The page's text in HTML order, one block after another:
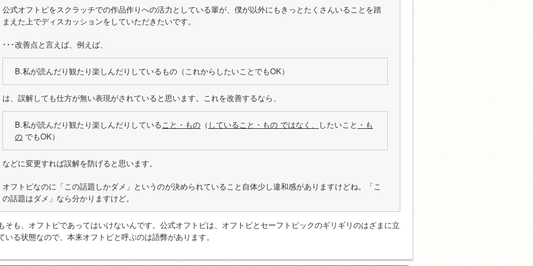
公式オフトピをスクラッチでの作品作りへの活力としている輩が、僕が以外にもきっとたくさんいることを踏
まえた上でディスカッションをしていただきたいです。
･･･改善点と言えば、例えば、
B.私が読んだり観たり楽しんだりしているもの（これからしたいことでもOK）
は、誤解しても仕方が無い表現がされていると思います。これを改善するなら、
B.私が読んだり観たり楽しんだりしていること・もの （ していること・もの ではなく、 したいこと ・も
の でもOK）
などに変更すれば誤解を防げると思います。
オフトピなのに「この話題しかダメ」というのが決められていること自体少し違和感がありますけどね。「こ
の話題はダメ」なら分かりますけど。
そも、オフトピであってはいけないんです。公式オフトピは、オフトピとセーフトピックのギリギリのはざまに立
いる状態なので、本来オフトピと呼ぶのは語弊があります。